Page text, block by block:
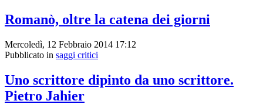
Romanò, oltre la catena dei giorni
Mercoledì, 12 Febbraio 2014 17:12
Pubblicato in saggi critici
Uno scrittore dipinto da uno scrittore.
Pietro Jahier